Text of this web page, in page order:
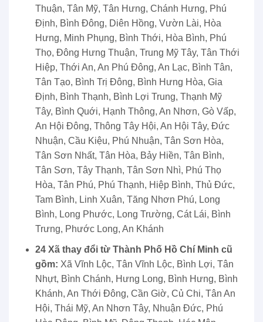
Thuận, Tân Mỹ, Tân Hưng, Chánh Hưng, Phú
Định, Bình Đông, Diên Hồng, Vườn Lài, Hòa
Hưng, Minh Phụng, Bình Thới, Hòa Bình, Phú
Thọ, Đông Hưng Thuận, Trung Mỹ Tây, Tân Thới
Hiệp, Thới An, An Phú Đông, An Lạc, Bình Tân,
Tân Tạo, Bình Trị Đông, Bình Hưng Hòa, Gia
Định, Bình Thạnh, Bình Lợi Trung, Thạnh Mỹ
Tây, Bình Quới, Hạnh Thông, An Nhơn, Gò Vấp,
An Hội Đông, Thông Tây Hội, An Hội Tây, Đức
Nhuận, Cầu Kiệu, Phú Nhuận, Tân Sơn Hòa,
Tân Sơn Nhất, Tân Hòa, Bảy Hiền, Tân Bình,
Tân Sơn, Tây Thạnh, Tân Sơn Nhì, Phú Thọ
Hòa, Tân Phú, Phú Thạnh, Hiệp Bình, Thủ Đức,
Tam Bình, Linh Xuân, Tăng Nhơn Phú, Long
Bình, Long Phước, Long Trường, Cát Lái, Bình
Trưng, Phước Long, An Khánh
24 Xã thay đổi từ Thành Phố Hồ Chí Minh cũ
gồm: Xã Vĩnh Lộc, Tân Vĩnh Lộc, Bình Lợi, Tân
Nhựt, Bình Chánh, Hưng Long, Bình Hưng, Bình
Khánh, An Thới Đông, Cần Giờ, Củ Chi, Tân An
Hội, Thái Mỹ, An Nhơn Tây, Nhuận Đức, Phú